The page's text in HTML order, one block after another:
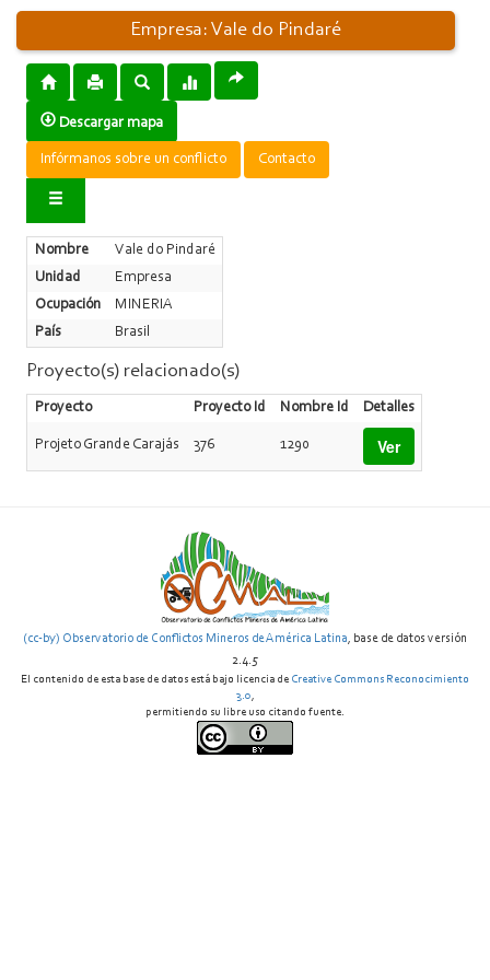
Empresa: Vale do Pindaré
Descargar mapa
Infórmanos sobre un conflicto Contacto
Nombre
Vale do Pindaré
Unidad
Empresa
Ocupación
MINERIA
País
Brasil
Proyecto(s) relacionado(s)
Proyecto Proyecto Id Nombre Id Detalles
Projeto Grande Carajás 376 1290 Ver
(cc-by) Observatorio de Conflictos Mineros de América Latina, base de datos versión
2.4.5
El contenido de esta base de datos está bajo licencia de Creative Commons Reconocimiento
3.0,
permitiendo su libre uso citando fuente.